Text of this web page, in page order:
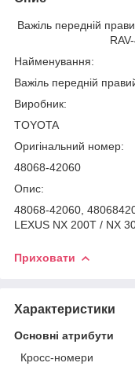
Важіль передній
Найменування:
Важіль передній
Виробник:
TOYOTA
Оригінальний номер:
48068-42060
Опис:
48068-42060,
LEXUS NX 200T / NX
Приховати
Характеристики
Основні атрибути
Кросс-номери